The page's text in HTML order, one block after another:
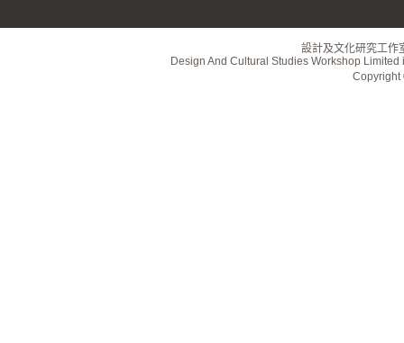
設計及文化研究工作
Design And Cultural Studies Workshop
Copyright